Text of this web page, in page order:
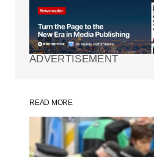
Tu dirección de correo
Los campos
marcados con*
Your Name*
ADVERTISEMENT
READ MORE